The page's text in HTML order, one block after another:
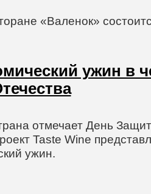
«Валенок»
ужин в
отмечает День
Taste Wine
ужин.